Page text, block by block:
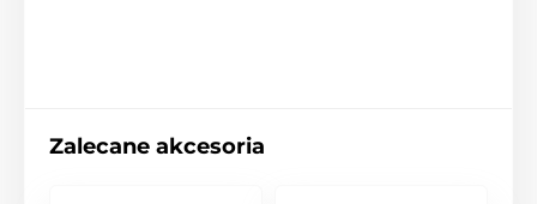
Zalecane akcesoria